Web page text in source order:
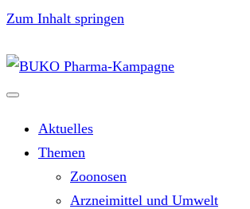
Zum Inhalt springen
Aktuelles
Themen
Zoonosen
Arzneimittel und Umwelt